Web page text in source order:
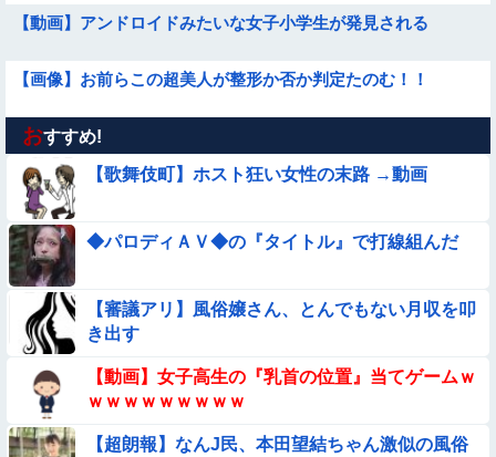
【動画】アンドロイドみたいな女子小学生が発見される
【画像】お前らこの超美人が整形か否か判定たのむ！！
【動画】野犬の群れに襲われた男性、とんでもない方法で制圧
するｗｗｗｗｗｗｗ
【動画】力士さん、ボクサーをボコってしまう
【画像】新人AV女優さん、ジブリキャラのコスプレでチンポ
を硬めてくるｗｗｗｗｗｗｗ
【動画像】飛行機に『水銀』を持ち込めない理由がこれ【→】
て炎上
【画像】巨大マンボウの稚魚さん、金平糖みたいでカワイイｗ
おすすめ!
【歌舞伎町】ホスト狂い女性の末路 →動画
◆パロディＡＶ◆の『タイトル』で打線組んだ
【審議アリ】風俗嬢さん、とんでもない月収を叩
き出す
【動画】女子高生の『乳首の位置』当てゲームｗ
ｗｗｗｗｗｗｗｗｗ
【超朗報】なんJ民、本田望結ちゃん激似の風俗